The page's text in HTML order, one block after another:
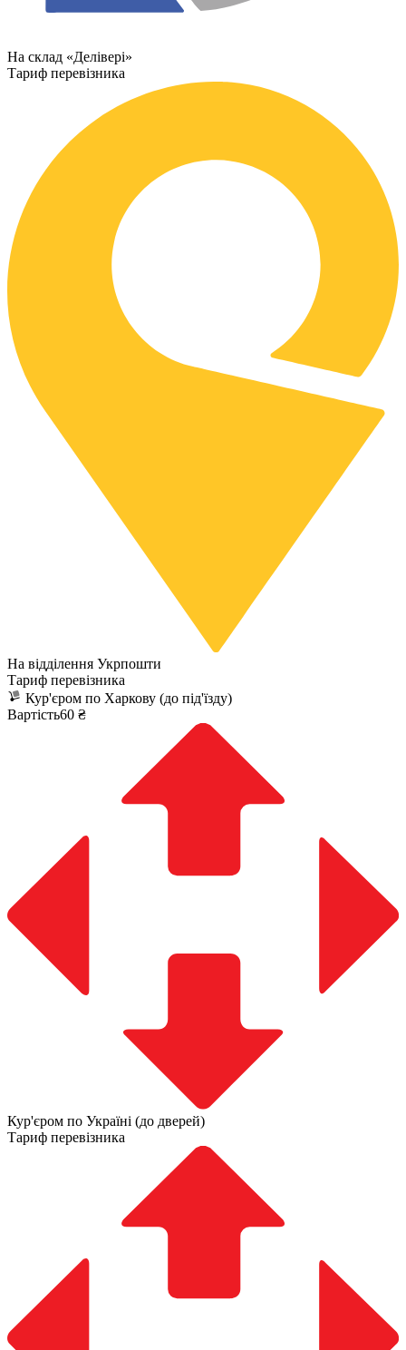
На склад «Делівері»
Тариф перевізника
На відділення Укрпошти
Тариф перевізника
Кур'єром по Харкову (до під'їзду)
Вартість60 ₴
Кур'єром по Україні (до дверей)
Тариф перевізника